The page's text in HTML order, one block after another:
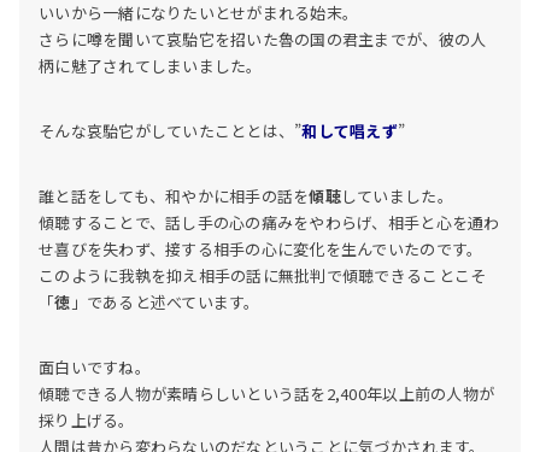
いいから一緒になりたいとせがまれる始末。
さらに噂を聞いて哀駘它を招いた魯の国の君主までが、彼の人
柄に魅了されてしまいました。
そんな哀駘它がしていたこととは、”和して唱えず”
誰と話をしても、和やかに相手の話を傾聴していました。
傾聴することで、話し手の心の痛みをやわらげ、相手と心を通わ
せ喜びを失わず、接する相手の心に変化を生んでいたのです。
このように我執を抑え相手の話に無批判で傾聴できることこそ
「徳 」であると述べています。
面白いですね。
傾聴できる人物が素晴らしいという話を2,400年以上前の人物が
採り上げる。
人間は昔から変わらないのだなということに気づかされます。